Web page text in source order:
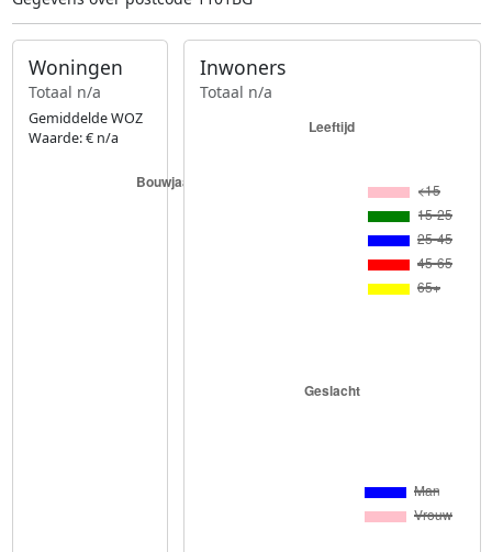
Woningen
Totaal n/a
Gemiddelde WOZ
Waarde: € n/a
Inwoners
Totaal n/a